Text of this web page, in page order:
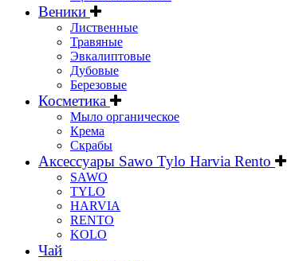
Веники
Лиственные
Травяные
Эвкалиптовые
Дубовые
Березовые
Косметика
Мыло органическое
Крема
Скрабы
Аксессуары Sawo Tylo Harvia Rento
SAWO
TYLO
HARVIA
RENTO
KOLO
Чай